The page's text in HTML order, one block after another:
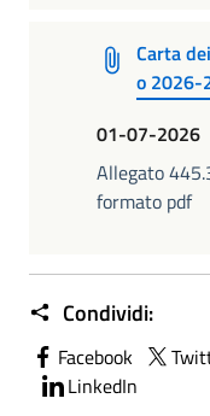
Carta
o 2026-
01-07-2026
Allegato
formato pdf
Condividi:
Facebook
LinkedIn